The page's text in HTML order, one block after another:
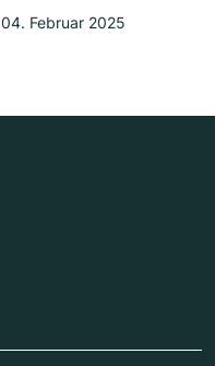
04. Februar 2025